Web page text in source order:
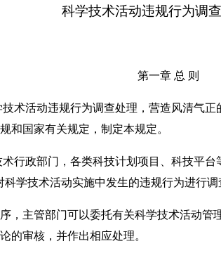
科学技术活动违规行为调
第一章 总 则
活动违规行为调查处理，营造风清气正
和国家有关规定，制定本规定。
政部门，各类科技计划项目、科技平台
学技术活动实施中发生的违规行为进行调
主管部门可以委托有关科学技术活动管
的审核，并作出相应处理。